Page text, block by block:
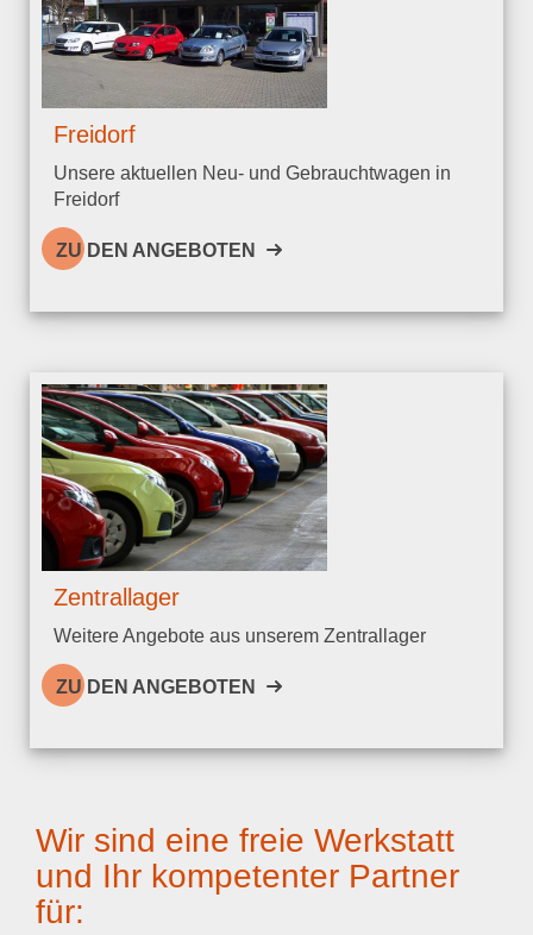
Freidorf
Unsere aktuellen Neu- und Gebrauchtwagen in
Freidorf
ZU DEN ANGEBOTEN
Zentrallager
Weitere Angebote aus unserem Zentrallager
ZU DEN ANGEBOTEN
Wir sind eine freie Werkstatt
und Ihr kompetenter Partner
für: